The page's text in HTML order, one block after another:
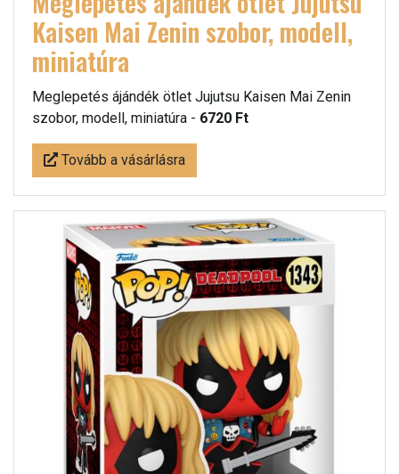
Kaisen Mai Zenin szobor, modell,
miniatúra
Meglepetés ájándék ötlet Jujutsu Kaisen Mai Zenin
szobor, modell, miniatúra - 6720 Ft
Tovább a vásárlásra